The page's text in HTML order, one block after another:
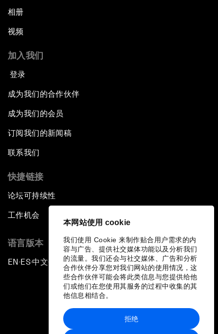
本网站使用 cookie
我们使用 Cookie 来制作贴合用户需求的内
容与广告、提供社交媒体功能以及分析我们
的流量。我们还会与社交媒体、广告和分析
合作伙伴分享您对我们网站的使用情况，这
些合作伙伴可能会将此类信息与您提供给他
们或他们在您使用其服务的过程中收集的其
他信息相结合。
拒绝
相册
视频
加入我们
登录
成为我们的合作伙伴
成为我们的会员
订阅我们的新闻稿
联系我们
快捷链接
论坛可持续性
工作机会
语言版本
EN ▪ES▪中文▪ 日本語